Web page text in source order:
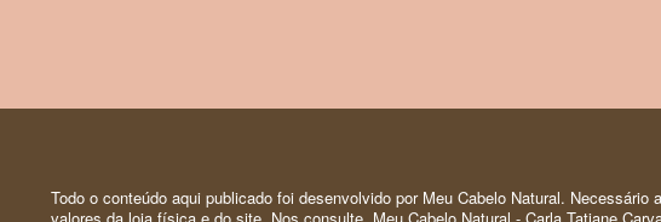
Todo o conteúdo aqui publicado foi desenvolvido por Meu Cabelo Natural.